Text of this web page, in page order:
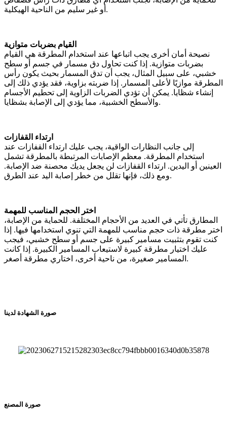
أو غير سليم من الناحية الهيكلية.
القيام بضربات متوازية
نصيحة أمان أخرى يجب اتباعها عند استخدام المطرقة هي القيام
بضربات متوازية. إذا كنت تحاول دق مسمار في جسم أو سطح
خشبي، على سبيل المثال، يجب أن تدق المسمار بحيث يكون رأس
المطرقة موازيًا لأعلى المسمار. إذا ضربته بزاوية، فقد يؤدي ذلك إلى
إنشاء شظايا. يمكن أن تؤدي الضربات الزاوية إلى تحطيم الأجسام
والأسطح الخشبية، مما يؤدي إلى الإصابة بشظايا.
ارتداء القفازات
إلى جانب النظارات الواقية، يجب عليك ارتداء القفازات عند
استخدام المطرقة. معظم الإصابات المرتبطة بالمطرقة تشمل
العينين أو اليدين. ارتداء القفازات لن يجعل يديك محصنة ضد الإصابة.
ومع ذلك، فإنها تقلل من خطر إصابة اليد عند الطرق.
اختر الحجم المناسب للمهمة
المطارق تأتي في العديد من الأحجام المختلفة. للحماية من الإصابة،
اختر مطرقة ذات حجم مناسب للمهمة التي تنوي استخدامها فيها. إذا
كنت تقوم بتثبيت مسامير كبيرة على جسم أو سطح خشبي، فيجب
عليك اختيار مطرقة كبيرة لاستيعاب المسامير الكبيرة. إذا كانت
المسامير صغيرة، من ناحية أخرى، اختاري مطرقة أصغر.
صورة الشهادة لدينا
صورة المصنع